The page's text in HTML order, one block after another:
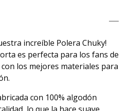
increíble Polera Chuky!
es perfecta para los fans de
los mejores materiales para
con 100% algodón
lo que la hace suave,